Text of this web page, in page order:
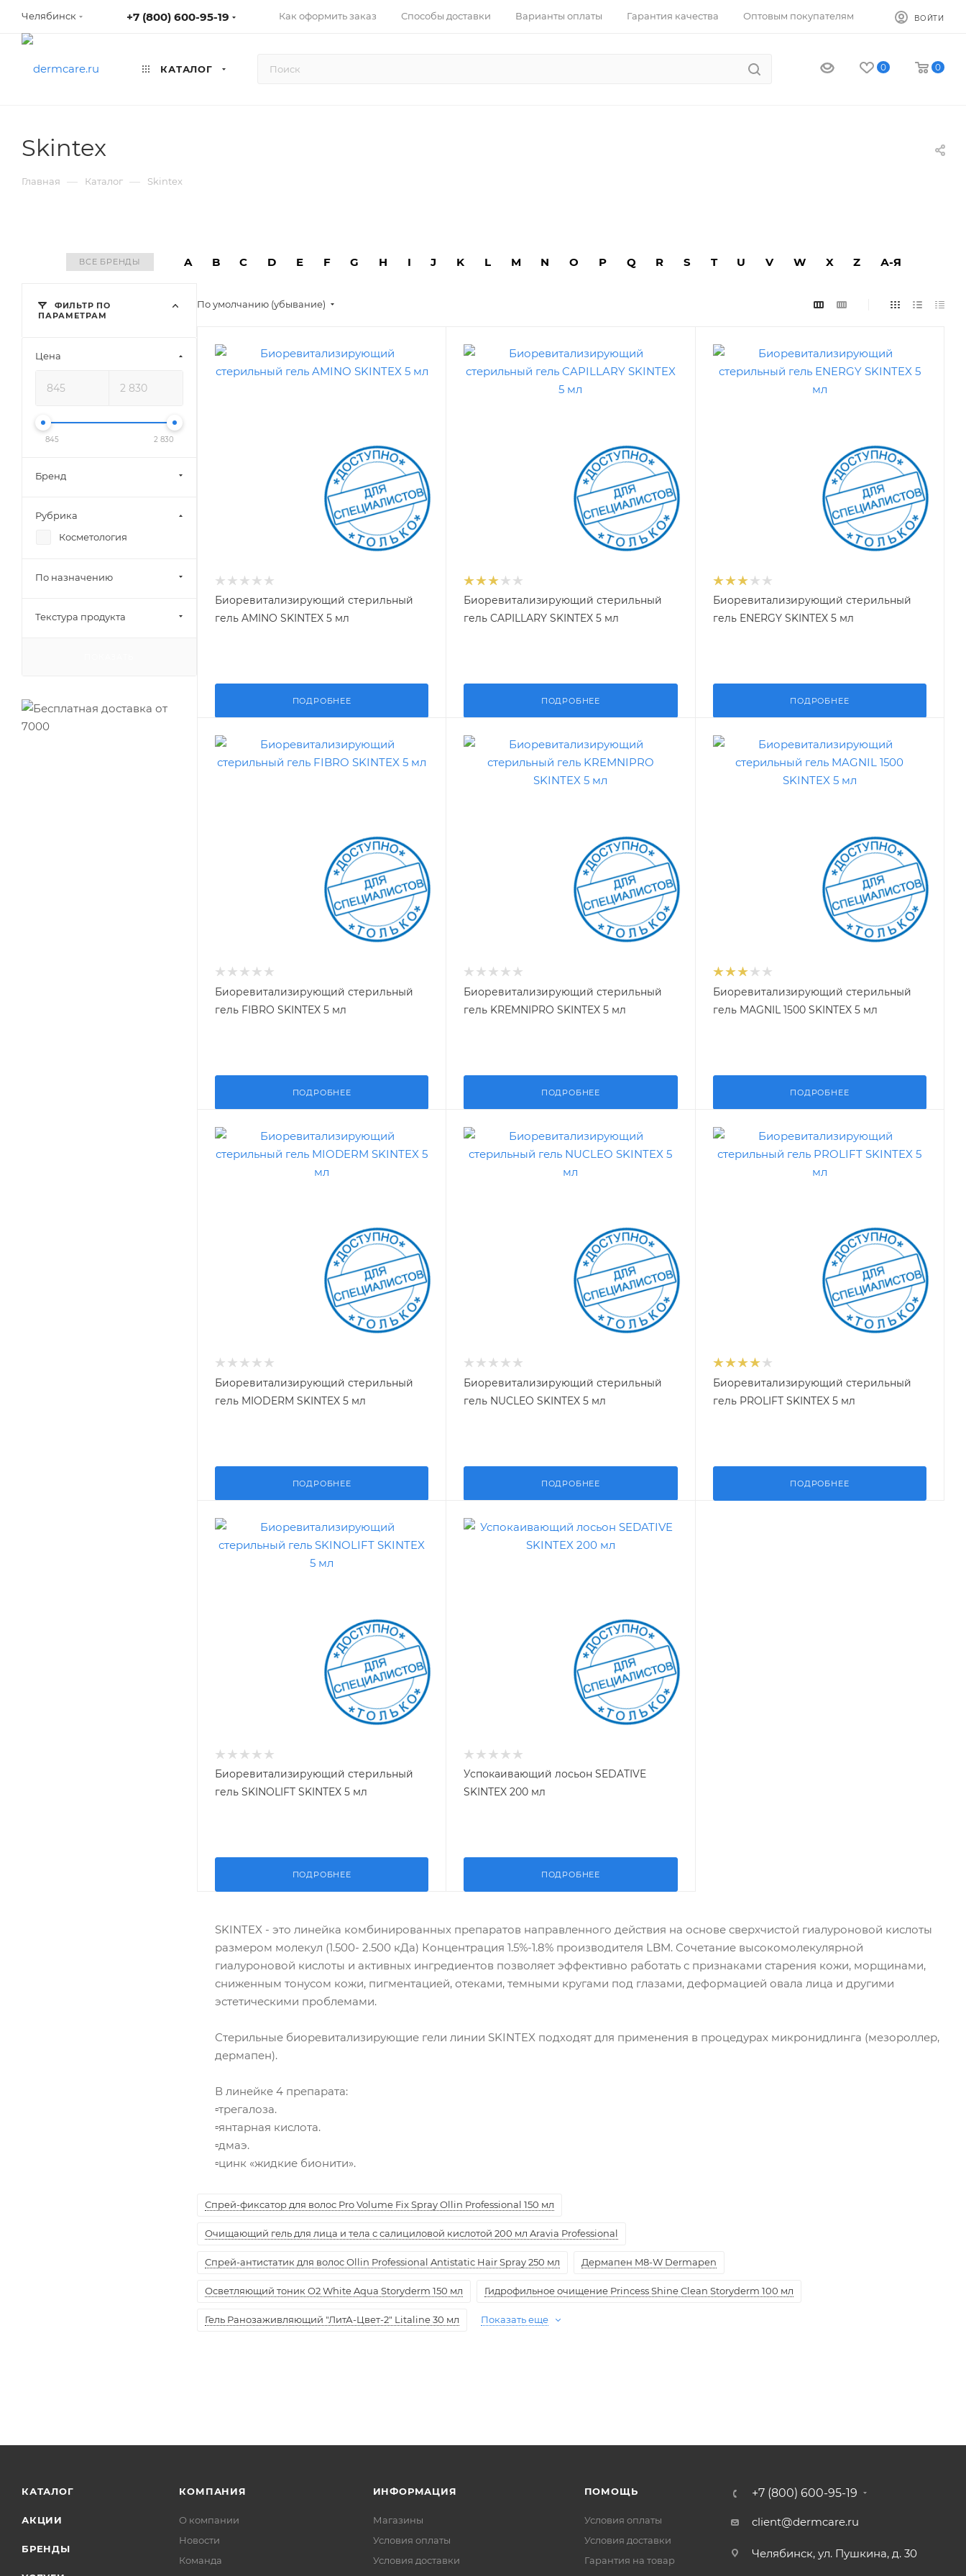
Челябинск +7 (800) 600-95-19 Как оформить заказ Способы доставки Варианты оплаты Гарантия качества Оптовым покупателям ВОЙТИ
КАТАЛОГ 0 0
Skintex
Главная — Каталог — Skintex
ВСЕ БРЕНДЫ A B C D E F G H I J K L M N O P Q R S T U V W X Z А-Я
По умолчанию (убывание)
Биоревитализирующий стерильный
гель AMINO SKINTEX 5 мл
ПОДРОБНЕЕ
Биоревитализирующий стерильный
гель CAPILLARY SKINTEX 5 мл
ПОДРОБНЕЕ
Биоревитализирующий стерильный
гель ENERGY SKINTEX 5 мл
ПОДРОБНЕЕ
Биоревитализирующий стерильный
гель FIBRO SKINTEX 5 мл
ПОДРОБНЕЕ
Биоревитализирующий стерильный
гель KREMNIPRO SKINTEX 5 мл
ПОДРОБНЕЕ
Биоревитализирующий стерильный
гель MAGNIL 1500 SKINTEX 5 мл
ПОДРОБНЕЕ
Биоревитализирующий стерильный
гель MIODERM SKINTEX 5 мл
ПОДРОБНЕЕ
Биоревитализирующий стерильный
гель NUCLEO SKINTEX 5 мл
ПОДРОБНЕЕ
Биоревитализирующий стерильный
гель PROLIFT SKINTEX 5 мл
ПОДРОБНЕЕ
Биоревитализирующий стерильный
гель SKINOLIFT SKINTEX 5 мл
ПОДРОБНЕЕ
Успокаивающий лосьон SEDATIVE
SKINTEX 200 мл
ПОДРОБНЕЕ
SKINTEX - это линейка комбинированных препаратов направленного действия на основе сверхчистой гиалуроновой кислоты
размером молекул (1.500- 2.500 кДа) Концентрация 1.5%-1.8% производителя LBM. Сочетание высокомолекулярной
гиалуроновой кислоты и активных ингредиентов позволяет эффективно работать с признаками старения кожи, морщинами,
сниженным тонусом кожи, пигментацией, отеками, темными кругами под глазами, деформацией овала лица и другими
эстетическими проблемами.
Стерильные биоревитализирующие гели линии SKINTEX подходят для применения в процедурах микронидлинга (мезороллер,
дермапен).
В линейке 4 препарата:
▫️трегалоза.
▫️янтарная кислота.
▫️дмаэ.
▫️цинк «жидкие бионити».
Спрей-фиксатор для волос Pro Volume Fix Spray Ollin Professional 150 мл
Очищающий гель для лица и тела с салициловой кислотой 200 мл Aravia Professional
Спрей-антистатик для волос Ollin Professional Antistatic Hair Spray 250 мл Дермапен M8-W Dermapen
Осветляющий тоник O2 White Aqua Storyderm 150 мл Гидрофильное очищение Princess Shine Clean Storyderm 100 мл
Гель Ранозаживляющий "ЛитА-Цвет-2" Litaline 30 мл Показать еще
ФИЛЬТР ПО
ПАРАМЕТРАМ
Цена
845 2 830
Бренд
Рубрика
Косметология
По назначению
Текстура продукта
КАТАЛОГ
АКЦИИ
БРЕНДЫ
КОМПАНИЯ
О компании
Новости
Команда
ИНФОРМАЦИЯ
Магазины
Условия оплаты
Условия доставки
ПОМОЩЬ
Условия оплаты
Условия доставки
Гарантия на товар
+7 (800) 600-95-19
client@dermcare.ru
Челябинск, ул. Пушкина, д. 30